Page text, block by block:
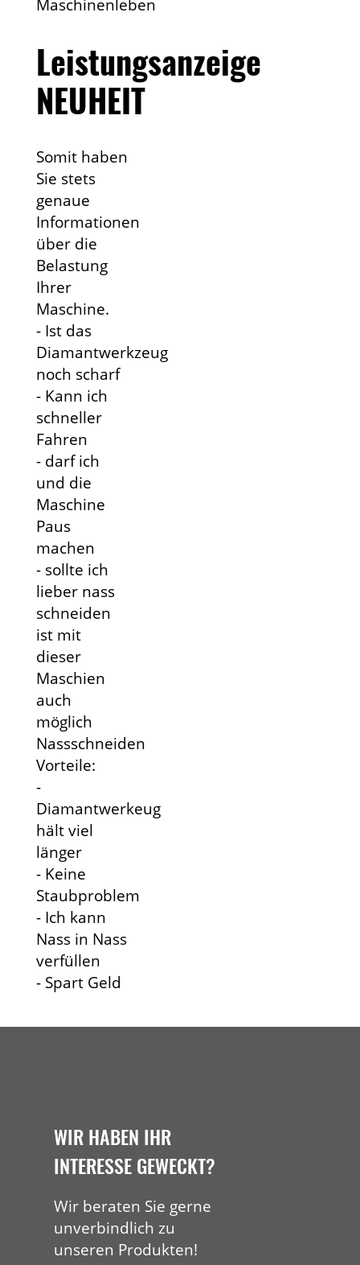
Leistungsanzeige
NEUHEIT
Somit haben
Sie stets
genaue
Informationen
über die
Belastung
Ihrer
Maschine.
- Ist das
Diamantwerkzeug
noch scharf
- Kann ich
schneller
Fahren
- darf ich
und die
Maschine
Paus
machen
- sollte ich
lieber nass
schneiden
ist mit
dieser
Maschien
auch
möglich
Nassschneiden
Vorteile:
-
Diamantwerkeug
hält viel
länger
- Keine
Staubproblem
- Ich kann
Nass in Nass
verfüllen
- Spart Geld
WIR HABEN IHR
INTERESSE GEWECKT?
Wir beraten Sie gerne
unverbindlich zu
unseren Produkten!